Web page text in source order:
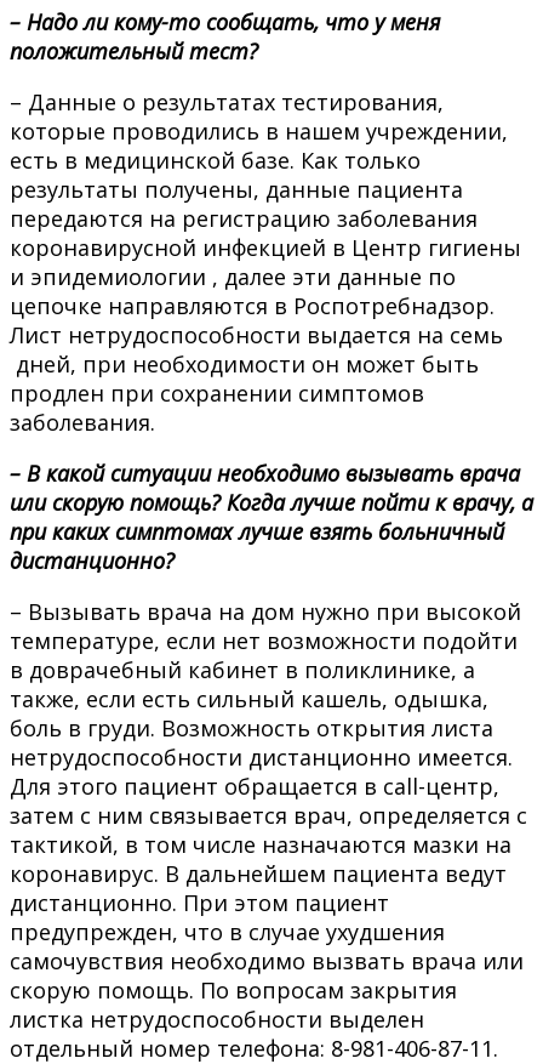
– Надо ли кому-то сообщать, что у меня
положительный тест?
– Данные о результатах тестирования,
которые проводились в нашем учреждении,
есть в медицинской базе. Как только
результаты получены, данные пациента
передаются на регистрацию заболевания
коронавирусной инфекцией в Центр гигиены
и эпидемиологии , далее эти данные по
цепочке направляются в Роспотребнадзор.
Лист нетрудоспособности выдается на семь
дней, при необходимости он может быть
продлен при сохранении симптомов
заболевания.
– В какой ситуации необходимо вызывать врача
или скорую помощь? Когда лучше пойти к врачу, а
при каких симптомах лучше взять больничный
дистанционно?
– Вызывать врача на дом нужно при высокой
температуре, если нет возможности подойти
в доврачебный кабинет в поликлинике, а
также, если есть сильный кашель, одышка,
боль в груди. Возможность открытия листа
нетрудоспособности дистанционно имеется.
Для этого пациент обращается в call-центр,
затем с ним связывается врач, определяется с
тактикой, в том числе назначаются мазки на
коронавирус. В дальнейшем пациента ведут
дистанционно. При этом пациент
предупрежден, что в случае ухудшения
самочувствия необходимо вызвать врача или
скорую помощь. По вопросам закрытия
листка нетрудоспособности выделен
отдельный номер телефона: 8-981-406-87-11.